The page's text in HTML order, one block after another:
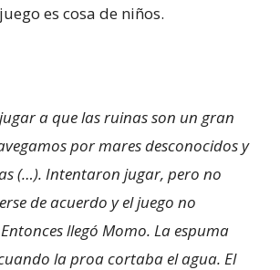
es cosa de niños.
a que las ruinas son un gran
por mares desconocidos y
(…). Intentaron jugar, pero no
de acuerdo y el juego no
llegó Momo. La espuma
la proa cortaba el agua. El